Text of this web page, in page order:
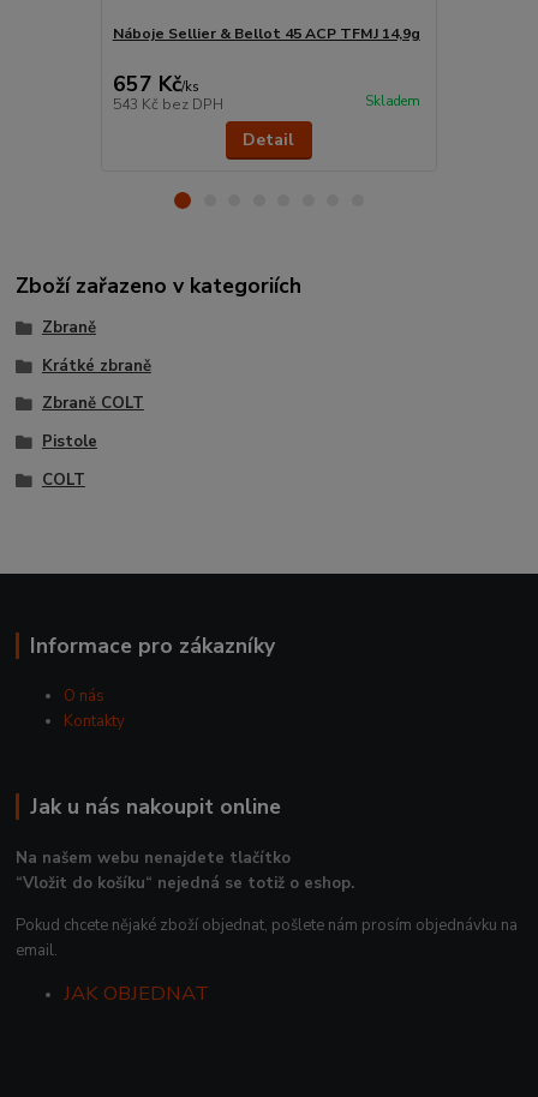
Náboje Sellier & Bellot 45 ACP TFMJ 14,9g
657 Kč/ks
543 Kč bez DPH Skladem
Detail
Zboží zařazeno v kategoriích
Zbraně
Krátké zbraně
Zbraně COLT
Pistole
COLT
Informace pro zákazníky
O nás
Kontakty
Jak u nás nakoupit online
Na našem webu nenajdete tlačítko
“Vložit do košíku“ nejedná se totiž o eshop.
Pokud chcete nějaké zboží objednat, pošlete nám prosím objednávku na
email.
JAK OBJEDNAT